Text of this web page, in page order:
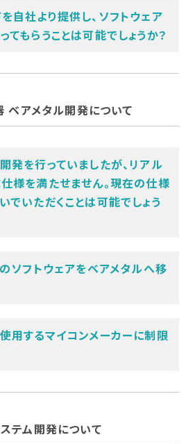
自社より提供し、ソフトウェア
てもらうことは可能でしょうか？
ベアメタル開発について
発を行っていましたが、リアル
様を満たせません。現在の仕様
でいただくことは可能でしょう
ソフトウェアをベアメタルへ移
用するマイコンメーカーに制限
テム開発について